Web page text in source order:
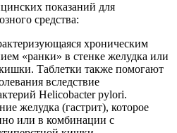
показаний для
средства:
хроническим
«ранки» в стенке желудка или
Таблетки также помогают
вследствие
Helicobacter pylori.
желудка (гастрит), которое
или в комбинации с